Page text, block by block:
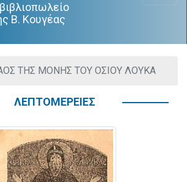
Β. Κουγέας
ΤΗΣ ΜΟΝΗΣ ΤΟΥ ΟΣΙΟΥ ΛΟΥΚΑ
ΛΕΠΤΟΜΕΡΕΙΕΣ